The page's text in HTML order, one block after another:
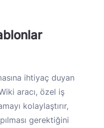
ihtiyaç duyan
aracı, özel iş
kolaylaştırır,
gerektiğini